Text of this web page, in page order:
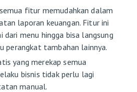
fitur memudahkan dalam
laporan keuangan. Fitur ini
dari menu hingga bisa langsung
perangkat tambahan lainnya.
yang merekap semua
bisnis tidak perlu lagi
manual.